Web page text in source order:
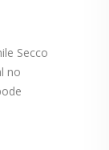
Secco
no